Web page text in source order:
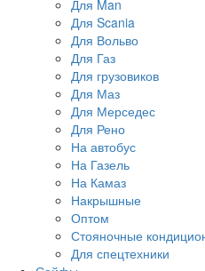
Для Man
Для Scania
Для Вольво
Для Газ
Для грузовиков
Для Маз
Для Мерседес
Для Рено
На автобус
На Газель
На Камаз
Накрышные
Оптом
Стояночные
Для спецтехники